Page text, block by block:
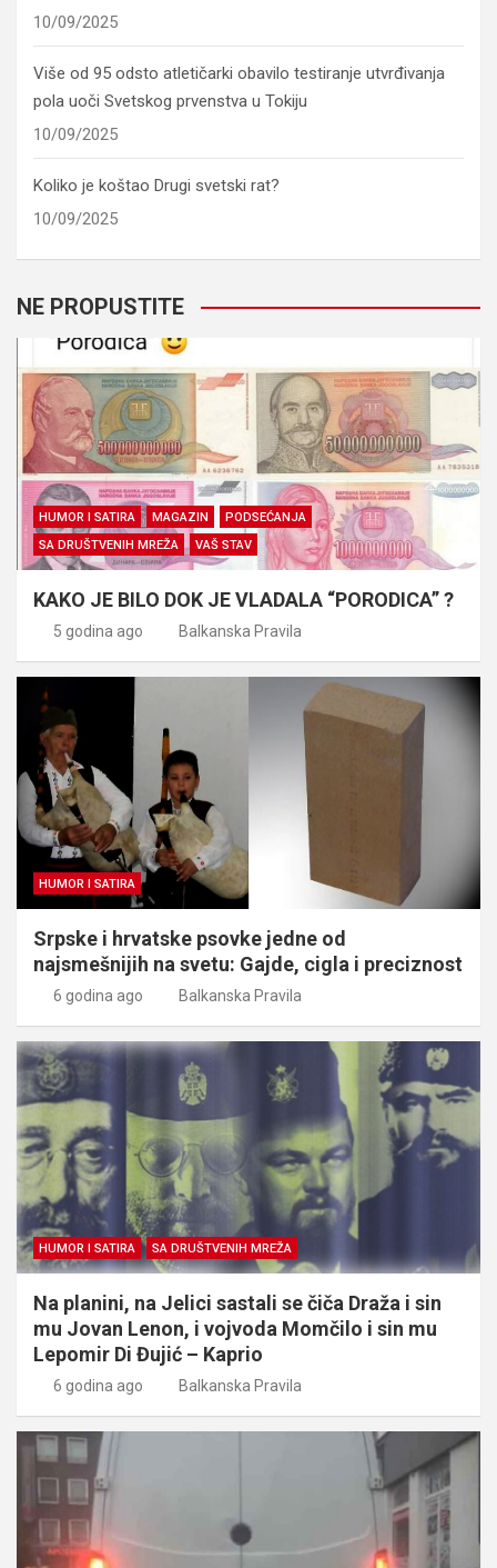
10/09/2025
Više od 95 odsto atletičarki obavilo testiranje utvrđivanja
pola uoči Svetskog prvenstva u Tokiju
10/09/2025
Koliko je koštao Drugi svetski rat?
10/09/2025
NE PROPUSTITE
HUMOR I SATIRA MAGAZIN
PODSEĆANJA
SA DRUŠTVENIH MREŽA
VAŠ STAV
KAKO JE BILO DOK JE VLADALA “PORODICA” ?
5 godina ago Balkanska Pravila
HUMOR I SATIRA
Srpske i hrvatske psovke jedne od
najsmešnijih na svetu: Gajde, cigla i preciznost
6 godina ago Balkanska Pravila
HUMOR I SATIRA SA DRUŠTVENIH MREŽA
Na planini, na Jelici sastali se čiča Draža i sin
mu Jovan Lenon, i vojvoda Momčilo i sin mu
Lepomir Di Đujić – Kaprio
6 godina ago Balkanska Pravila